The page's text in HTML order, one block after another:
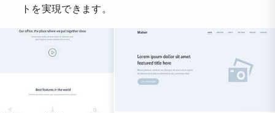
トを実現できます。